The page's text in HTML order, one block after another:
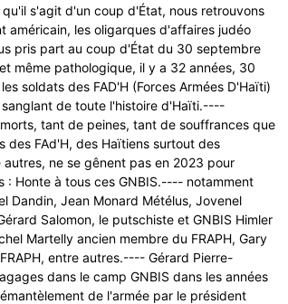
s'agit d'un coup d'État, nous retrouvons
américain, les oligarques d'affaires judéo
pris part au coup d'État du 30 septembre
même pathologique, il y a 32 années, 30
soldats des FAD'H (Forces Armées D'Haïti)
de toute l'histoire d'Haïti.----
tant de peines, tant de souffrances que
des FAd'H, des Haïtiens surtout des
autres, ne se gênent pas en 2023 pour
: Honte à tous ces GNBIS.---- notamment
Dandin, Jean Monard Métélus, Jovenel
Salomon, le putschiste et GNBIS Himler
Martelly ancien membre du FRAPH, Gary
entre autres.---- Gérard Pierre-
dans le camp GNBIS dans les années
de l'armée par le président